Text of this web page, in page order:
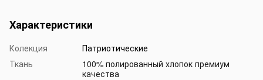
Характеристики
Колекция
Патриотические
Ткань
100% полированный хлопок премиум
качества